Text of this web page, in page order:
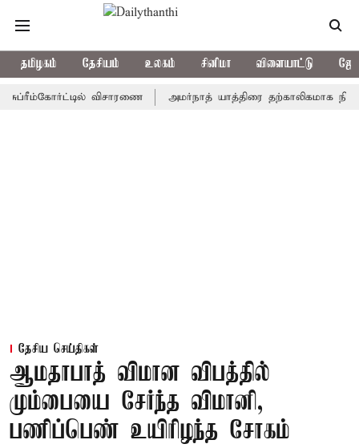
தமிழகம் தேசியம் உலகம் சினிமா விளையாட்டு
விசாரணை அமர்நாத் யாத்திரை தற்காலிகமாக நிறுத்தம்
தேசிய செய்திகள்
ஆமதாபாத் விமான விபத்தில்
மும்பையை சேர்ந்த விமானி,
பணிப்பெண் உயிரிழந்த சோகம்